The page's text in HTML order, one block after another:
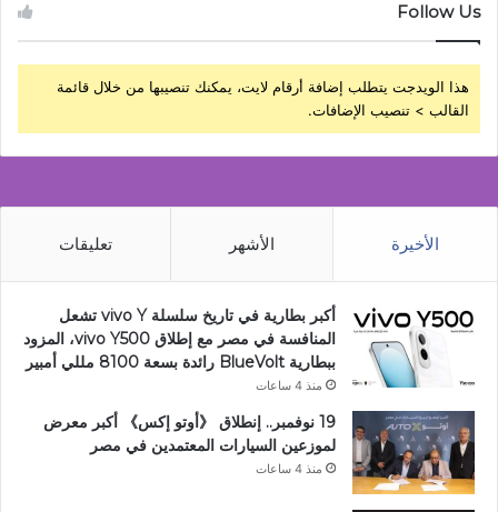
Follow Us
هذا الويدجت يتطلب إضافة أرقام لايت، يمكنك تنصيبها من خلال قائمة
القالب > تنصيب الإضافات.
الأخيرة الأشهر تعليقات
أكبر بطارية في تاريخ سلسلة vivo Y تشعل
المنافسة في مصر مع إطلاق vivo Y500، المزود
ببطارية BlueVolt رائدة بسعة 8100 مللي أمبير
منذ 4 ساعات
19 نوفمبر.. إنطلاق 《أوتو إكس》 أكبر معرض
لموزعين السيارات المعتمدين في مصر
منذ 4 ساعات